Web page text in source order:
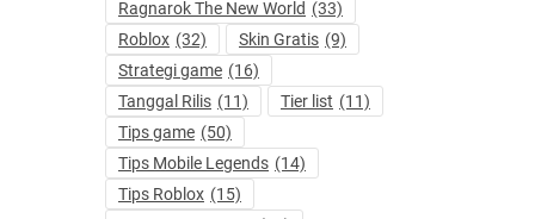
Ragnarok The New World (33)
Roblox (32) Skin Gratis (9)
Strategi game (16)
Tanggal Rilis (11) Tier list (11)
Tips game (50)
Tips Mobile Legends (14)
Tips Roblox (15)